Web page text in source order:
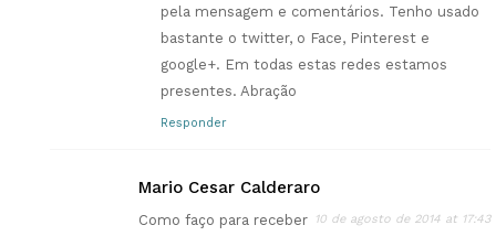
pela mensagem e comentários. Tenho usado
bastante o twitter, o Face, Pinterest e
google+. Em todas estas redes estamos
presentes. Abração
Responder
Mario Cesar Calderaro
10 de agosto de 2014 at 17:43
Como faço para receber